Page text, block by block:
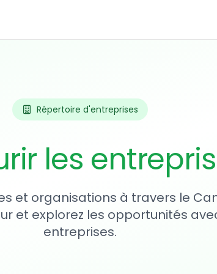
Répertoire d'entreprises
les
et organisations à travers le
et explorez les opportunités
entreprises.